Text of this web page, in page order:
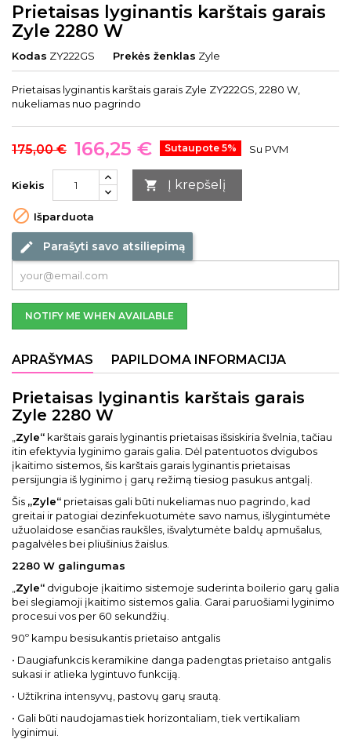
Prietaisas lyginantis karštais garais
Zyle 2280 W
Kodas ZY222GS Prekės ženklas Zyle
Prietaisas lyginantis karštais garais Zyle ZY222GS, 2280 W,
nukeliamas nuo pagrindo
175,00 € 166,25 € Sutaupote 5% Su PVM
Kiekis  Į krepšelį
 Išparduota
edit Parašyti savo atsiliepimą
NOTIFY ME WHEN AVAILABLE
APRAŠYMAS PAPILDOMA INFORMACIJA
Prietaisas lyginantis karštais garais
Zyle 2280 W
Zyle“ karštais garais lyginantis prietaisas išsiskiria švelnia, tačiau
itin efektyvia lyginimo garais galia. Dėl patentuotos dvigubos
įkaitimo sistemos, šis karštais garais lyginantis prietaisas
persijungia iš lyginimo į garų režimą tiesiog pasukus antgalį.
Šis „Zyle“ prietaisas gali būti nukeliamas nuo pagrindo, kad
greitai ir patogiai dezinfekuotumėte savo namus, išlygintumėte
užuolaidose esančias raukšles, išvalytumėte baldų apmušalus,
pagalvėles bei pliušinius žaislus.
2280 W galingumas
Zyle“ dviguboje įkaitimo sistemoje suderinta boilerio garų galia
bei slegiamoji įkaitimo sistemos galia. Garai paruošiami lyginimo
procesui vos per 60 sekundžių.
90º kampu besisukantis prietaiso antgalis
• Daugiafunkcis keramikine danga padengtas prietaiso antgalis
sukasi ir atlieka lygintuvo funkciją.
• Užtikrina intensyvų, pastovų garų srautą.
• Gali būti naudojamas tiek horizontaliam, tiek vertikaliam
lyginimui.